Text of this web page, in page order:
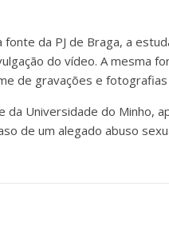
fonte da PJ de Braga, a
do vídeo. A mesma
de gravações e fotografias
da Universidade do Minho,
de um alegado abuso